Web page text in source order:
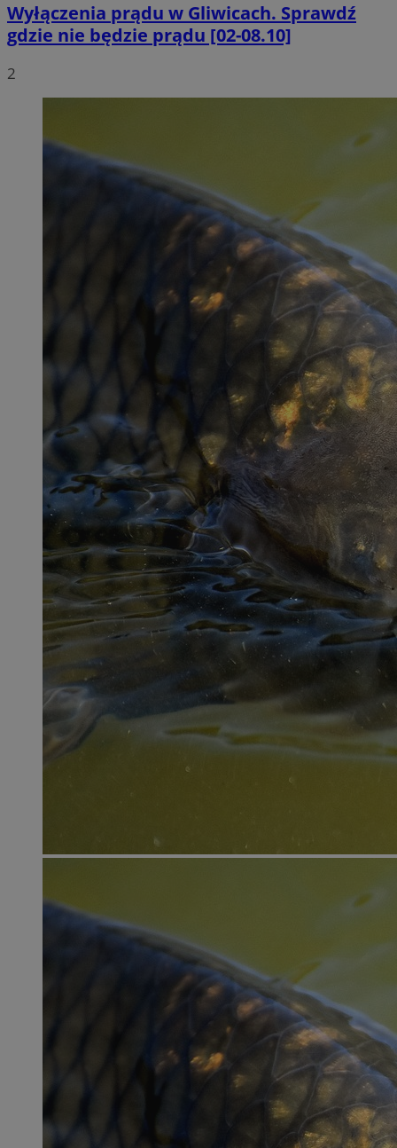
Wyłączenia prądu w Gliwicach. Sprawdź
gdzie nie będzie prądu [02-08.10]
2